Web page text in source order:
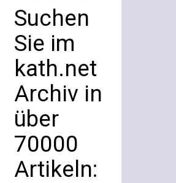
Suchen
Sie im
kath.net
Archiv in
über
70000
Artikeln: